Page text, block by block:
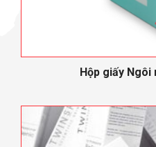
Hộp giấy Ngôi